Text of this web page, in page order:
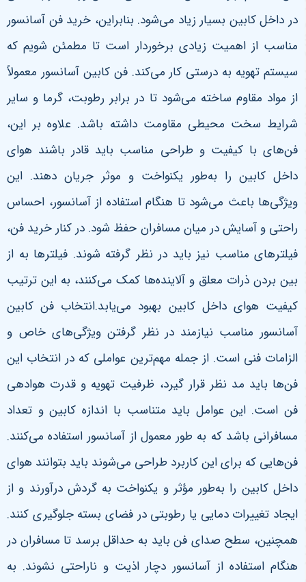
در داخل کابین بسیار زیاد می‌شود. بنابراین، خرید فن آسانسور
مناسب از اهمیت زیادی برخوردار است تا مطمئن شویم که
سیستم تهویه به درستی کار می‌کند. فن کابین آسانسور معمولاً
از مواد مقاوم ساخته می‌شود تا در برابر رطوبت، گرما و سایر
شرایط سخت محیطی مقاومت داشته باشد. علاوه بر این،
فن‌های با کیفیت و طراحی مناسب باید قادر باشند هوای
داخل کابین را به‌طور یکنواخت و موثر جریان دهند. این
ویژگی‌ها باعث می‌شود تا هنگام استفاده از آسانسور، احساس
راحتی و آسایش در میان مسافران حفظ شود. در کنار خرید فن،
فیلترهای مناسب نیز باید در نظر گرفته شوند. فیلترها به از
بین بردن ذرات معلق و آلاینده‌ها کمک می‌کنند، به این ترتیب
کیفیت هوای داخل کابین بهبود می‌یابد.انتخاب فن کابین
آسانسور مناسب نیازمند در نظر گرفتن ویژگی‌های خاص و
الزامات فنی است. از جمله مهم‌ترین عواملی که در انتخاب این
فن‌ها باید مد نظر قرار گیرد، ظرفیت تهویه و قدرت هوادهی
فن است. این عوامل باید متناسب با اندازه کابین و تعداد
مسافرانی باشد که به طور معمول از آسانسور استفاده می‌کنند.
فن‌هایی که برای این کاربرد طراحی می‌شوند باید بتوانند هوای
داخل کابین را به‌طور مؤثر و یکنواخت به گردش درآورند و از
ایجاد تغییرات دمایی یا رطوبتی در فضای بسته جلوگیری کنند.
همچنین، سطح صدای فن باید به حداقل برسد تا مسافران در
هنگام استفاده از آسانسور دچار اذیت و ناراحتی نشوند. به